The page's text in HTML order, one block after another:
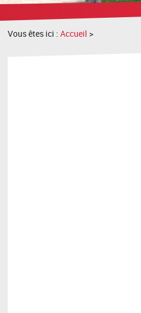
Vous êtes ici :Accueil >